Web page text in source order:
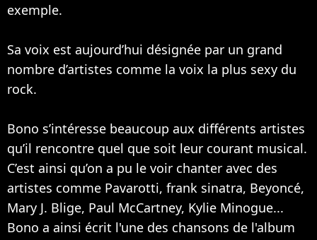
exemple.
Sa voix est aujourd’hui désignée par un grand
nombre d’artistes comme la voix la plus sexy du
rock.
Bono s’intéresse beaucoup aux différents artistes
qu’il rencontre quel que soit leur courant musical.
C’est ainsi qu’on a pu le voir chanter avec des
artistes comme Pavarotti, frank sinatra, Beyoncé,
Mary J. Blige, Paul McCartney, Kylie Minogue...
Bono a ainsi écrit l'une des chansons de l'album